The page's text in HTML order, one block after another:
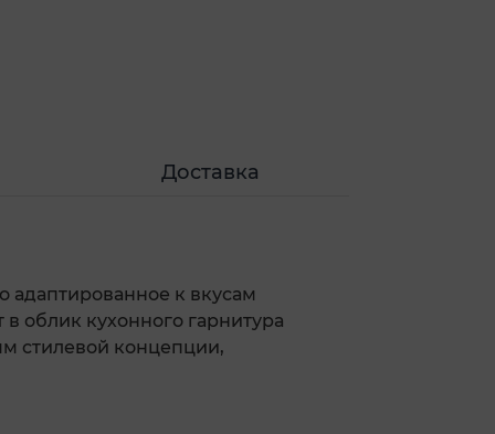
Доставка
адаптированное к вкусам
облик кухонного гарнитура
стилевой концепции,